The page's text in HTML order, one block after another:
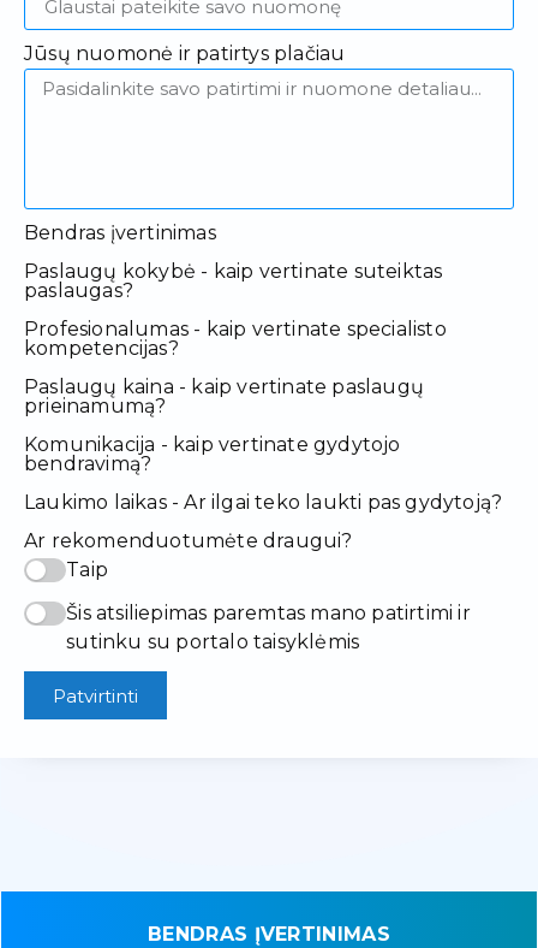
Jūsų nuomonė ir patirtys plačiau
Bendras įvertinimas
Paslaugų kokybė - kaip vertinate suteiktas
paslaugas?
Profesionalumas - kaip vertinate specialisto
kompetencijas?
Paslaugų kaina - kaip vertinate paslaugų
prieinamumą?
Komunikacija - kaip vertinate gydytojo
bendravimą?
Laukimo laikas - Ar ilgai teko laukti pas gydytoją?
Ar rekomenduotumėte draugui?
Taip
Šis atsiliepimas paremtas mano patirtimi ir
sutinku su portalo taisyklėmis
Patvirtinti
BENDRAS ĮVERTINIMAS